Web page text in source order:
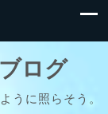
ログ
うに照らそう。